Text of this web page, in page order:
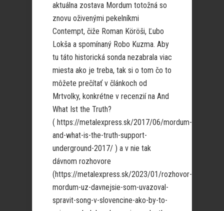
aktuálna zostava Mordum totožná so
znovu oživenými pekelníkmi
Contempt, čiže Roman Köröši, Ľubo
Lokša a spomínaný Robo Kuzma. Aby
tu táto historická sonda nezabrala viac
miesta ako je treba, tak si o tom čo to
môžete prečítať v článkoch od
Mrtvolky, konkrétne v recenzií na And
What Ist the Truth?
( https://metalexpress.sk/2017/06/mordum-
and-what-is-the-truth-support-
underground-2017/ ) a v nie tak
dávnom rozhovore
(https://metalexpress.sk/2023/01/rozhovor-
mordum-uz-davnejsie-som-uvazoval-
spravit-song-v-slovencine-ako-by-to-